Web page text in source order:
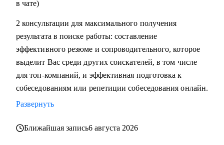
в чате)
2 консультации для максимального получения
результата в поиске работы: составление
эффективного резюме и сопроводительного, которое
выделит Вас среди других соискателей, в том числе
для топ-компаний, и эффективная подготовка к
собеседованиям или репетиции собеседования онлайн.
Развернуть
Ближайшая запись6 августа 2026